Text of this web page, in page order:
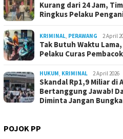
Kurang dari 24 Jam,
Ringkus Pelaku
KRIMINAL, PERAWANG 2 April
Tak Butuh Waktu
Pelaku Curas
HUKUM, KRIMINAL 2 April 2026
Skandal Rp1,9 Miliar di
Bertanggung Jawab!
Diminta Jangan
POJOK PP